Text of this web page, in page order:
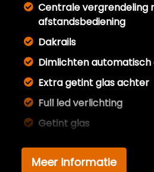
Centrale vergrendeling
afstandsbediening
Dakrails
Dimlichten automatisch
Extra getint glas achter
Full led verlichting
Getint glas
Lichtmetalen velgen 18"
Meer informatie